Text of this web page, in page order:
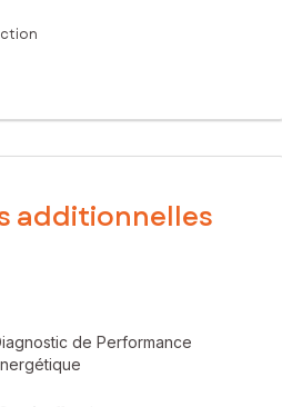
additionnelles
de Performance